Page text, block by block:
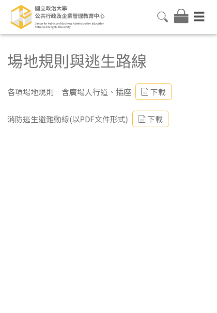
場地規則與逃生路線
各項場地規則─含廣場人行道、插座 下載
消防逃生避難動線(以PDF文件形式) 下載